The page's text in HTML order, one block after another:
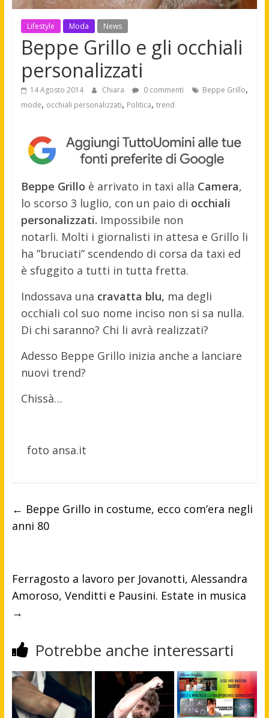
Lifestyle Moda News
Beppe Grillo e gli occhiali
personalizzati
14 Agosto 2014 Chiara 0 commenti Beppe Grillo,
mode, occhiali personalizzati, Politica, trend
Beppe Grillo è arrivato in taxi alla Camera,
lo scorso 3 luglio, con un paio di occhiali
personalizzati. Impossibile non
notarli. Molti i giornalisti in attesa e Grillo li
ha ”bruciati” scendendo di corsa da taxi ed
è sfuggito a tutti in tutta fretta.
Indossava una cravatta blu, ma degli
occhiali col suo nome inciso non si sa nulla.
Di chi saranno? Chi li avrà realizzati?
Adesso Beppe Grillo inizia anche a lanciare
nuovi trend?
Chissà…
foto ansa.it
← Beppe Grillo in costume, ecco com’era negli
anni 80
Ferragosto a lavoro per Jovanotti, Alessandra
Amoroso, Venditti e Pausini. Estate in musica
→
Potrebbe anche interessarti